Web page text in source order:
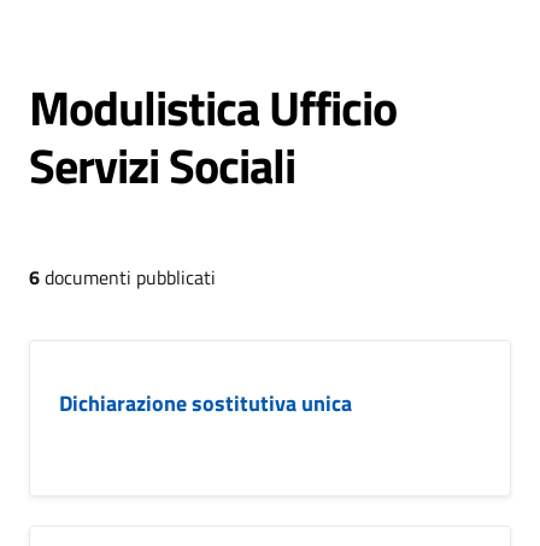
Modulistica Ufficio
Servizi Sociali
6documenti pubblicati
Dichiarazione sostitutiva unica